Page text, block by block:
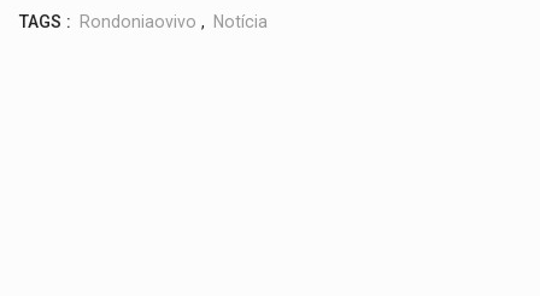
TAGS : Rondoniaovivo , Notícia